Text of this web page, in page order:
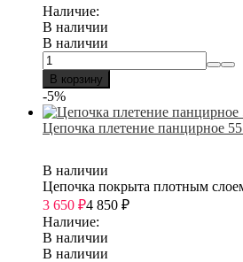
Наличие:
В наличии
В наличии
В корзину
-5%
Цепочка плетение панцирное
В наличии
Цепочка покрыта плотным
3 650 ₽4 850 ₽
Наличие:
В наличии
В наличии